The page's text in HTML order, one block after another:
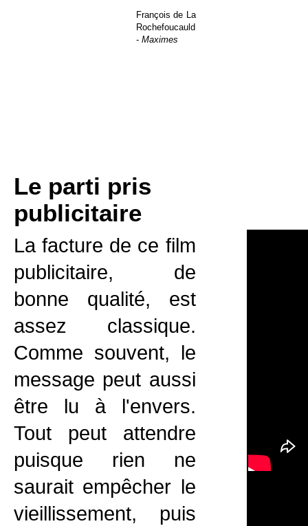
François de La
Rochefoucauld
- Maximes
Le parti pris
publicitaire
La facture de ce film
publicitaire, de
bonne qualité, est
assez classique.
Comme souvent, le
message peut aussi
être lu à l'envers.
Tout peut attendre
puisque rien ne
saurait empêcher le
vieillissement, puis